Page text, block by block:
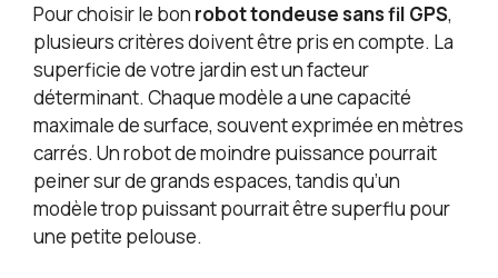
Pour choisir le bon robot tondeuse sans fil GPS,
plusieurs critères doivent être pris en compte. La
superficie de votre jardin est un facteur
déterminant. Chaque modèle a une capacité
maximale de surface, souvent exprimée en mètres
carrés. Un robot de moindre puissance pourrait
peiner sur de grands espaces, tandis qu’un
modèle trop puissant pourrait être superflu pour
une petite pelouse.